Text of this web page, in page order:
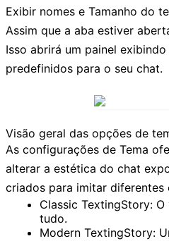
Exibir nomes e Tamanho do
Assim que a aba estiver
Isso abrirá um painel
predefinidos para o seu chat.
Visão geral das opções de
As configurações de Tema
alterar a estética do chat
criados para imitar diferentes
Classic TextingStory: O
tudo.
Modern TextingStory: